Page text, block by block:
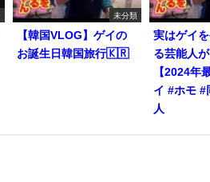
未分類
【韓国VLOG】ゲイの
お誕生日韓国旅行🇰🇷
実はゲイ
る芸能人が
【2024年
イ #ホモ #
人